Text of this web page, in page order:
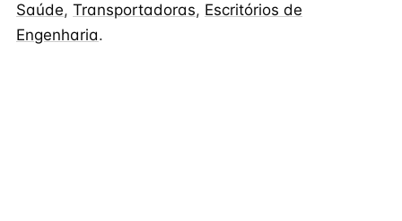
Saúde, Transportadoras, Escritórios de
Engenharia.